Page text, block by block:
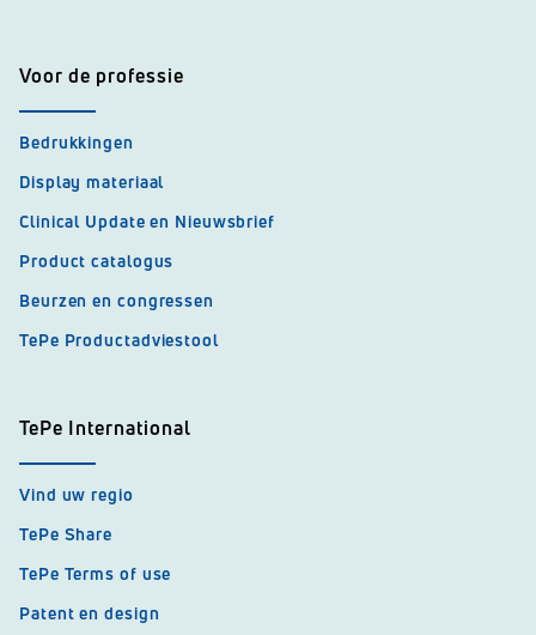
Voor de professie
Bedrukkingen
Display materiaal
Clinical Update en Nieuwsbrief
Product catalogus
Beurzen en congressen
TePe Productadviestool
TePe International
Vind uw regio
TePe Share
TePe Terms of use
Patent en design